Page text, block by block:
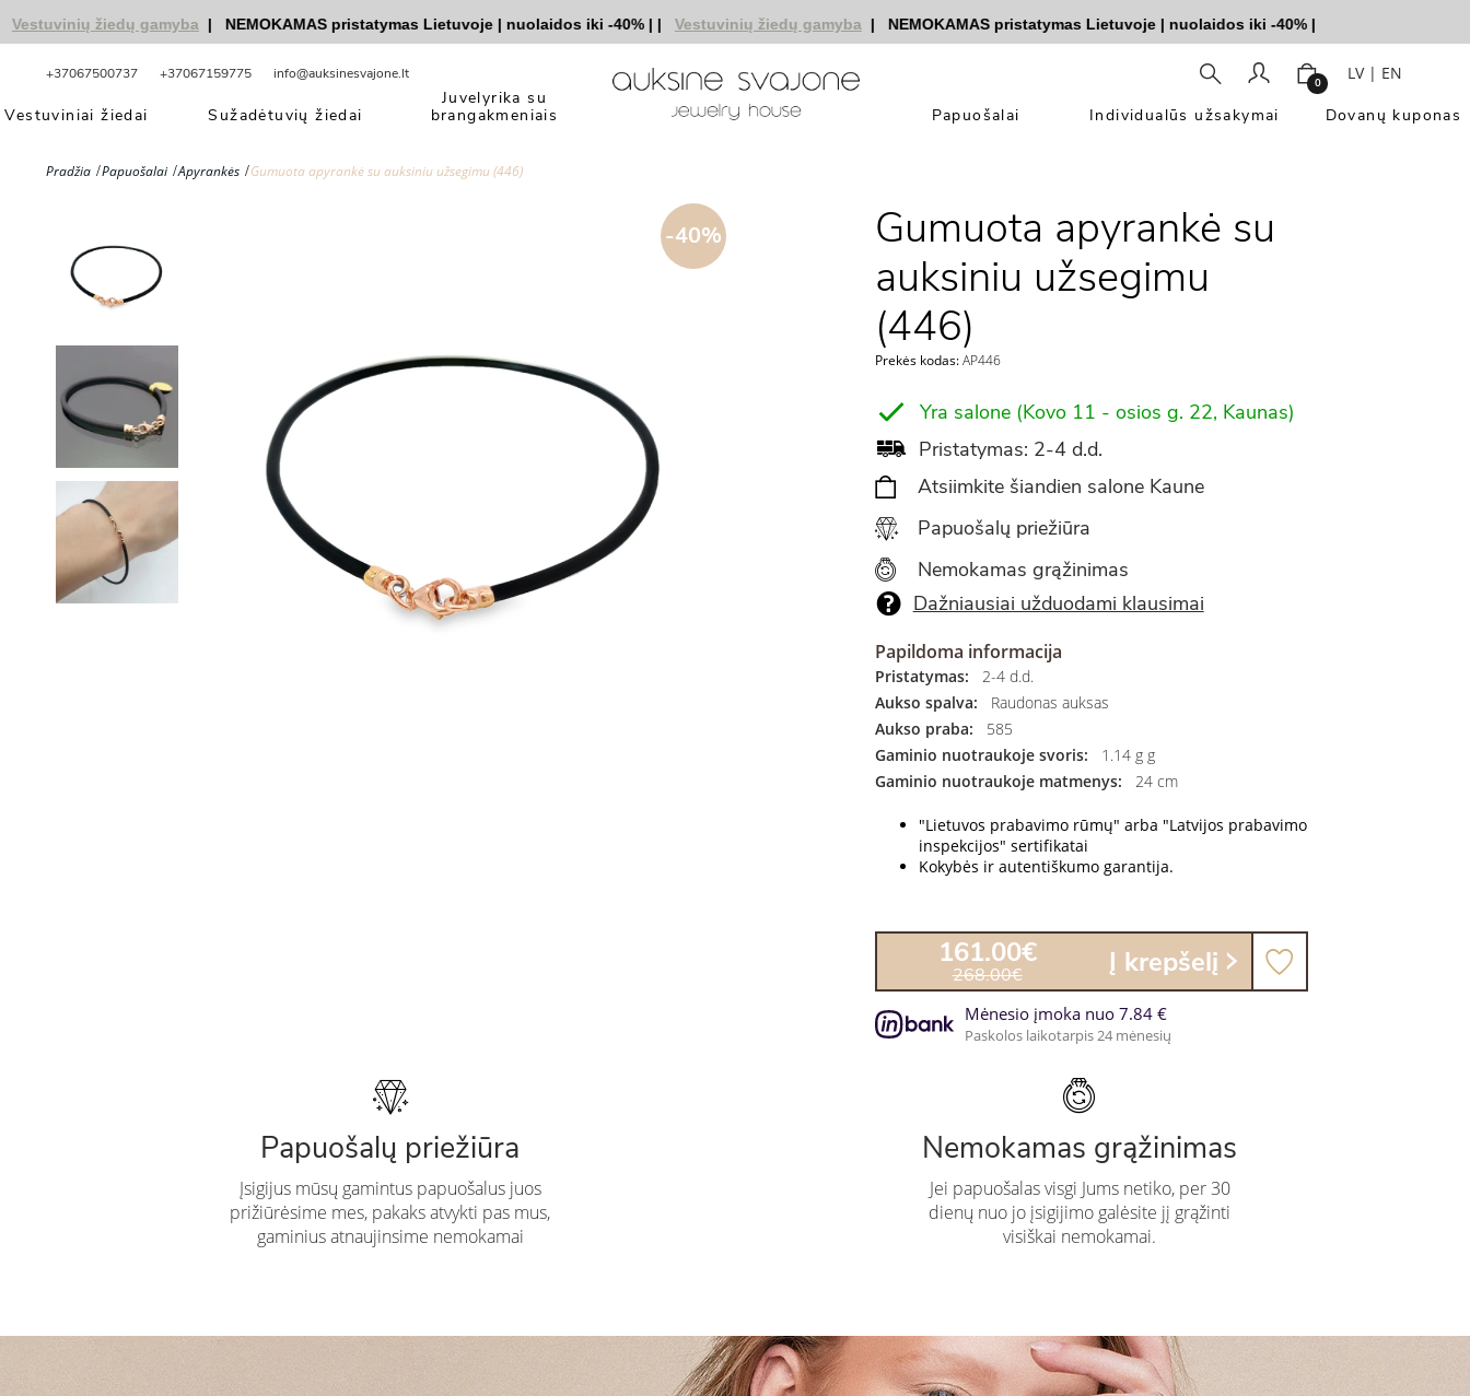
žiedų gamyba | NEMOKAMAS pristatymas Lietuvoje|nuolaidos iki -40%|| Vestuvinių žiedų gamyba | NEMOKAMAS pristatymas Lietuvoje|nuolaidos iki -40%|
+37067500737 +37067159775 info@auksinesvajone.lt 0 LV| EN
Vestuviniai žiedai Sužadėtuvių žiedai
Juvelyrika su
brangakmeniais
Papuošalai Individualūs užsakymai Dovanų kuponas
Pradžia Papuošalai Apyrankės Gumuota apyrankė su auksiniu užsegimu (446)
-40%
Gumuota apyrankė su
auksiniu užsegimu
(446)
Prekės kodas:AP446
Yra salone (Kovo 11 - osios g. 22, Kaunas)
Pristatymas: 2-4 d.d.
Atsiimkite šiandien salone Kaune
Papuošalų priežiūra
Nemokamas grąžinimas
Dažniausiai užduodami klausimai
Papildoma informacija
Pristatymas:
2-4 d.d.
Aukso spalva:
Raudonas auksas
Aukso praba:
585
Gaminio nuotraukoje svoris:
1.14 g g
Gaminio nuotraukoje matmenys:
24 cm
"Lietuvos prabavimo rūmų" arba "Latvijos prabavimo
inspekcijos" sertifikatai
Kokybės ir autentiškumo garantija.
161.00€
268.00€ Į krepšelį
Mėnesio įmoka nuo 7.84 €
Paskolos laikotarpis 24 mėnesių
Papuošalų priežiūra
Įsigijus mūsų gamintus papuošalus juos
prižiūrėsime mes, pakaks atvykti pas mus,
gaminius atnaujinsime nemokamai
Nemokamas grąžinimas
Jei papuošalas visgi Jums netiko, per 30
dienų nuo jo įsigijimo galėsite jį grąžinti
visiškai nemokamai.